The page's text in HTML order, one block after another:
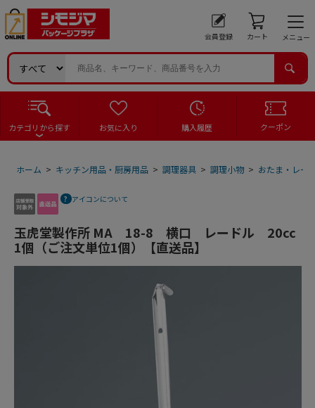
会員登録 カート メニュー
カテゴリから探す お気に入り 購入履歴 クーポン
ホーム > キッチン用品・厨房用品 > 調理器具 > 調理小物 > おたま・レー
アイコンについて
玉虎堂製作所 MA 18-8 横口 レードル 20cc
1個（ご注文単位1個）【直送品】